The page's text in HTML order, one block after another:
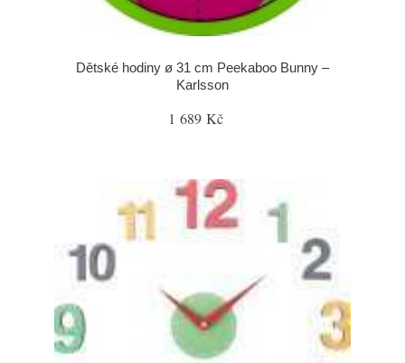
Dětské hodiny ø 31 cm Peekaboo Bunny –
Karlsson
1 689 Kč